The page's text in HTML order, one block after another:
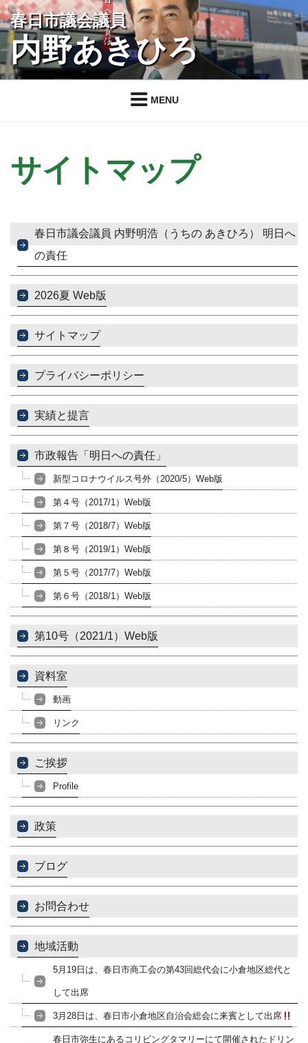
コ
ン
ツ
春日市議会議員
内野あきひろ
MENU
サイトマップ
春日市議会議員 内野明浩（うちの あきひろ） 明日へ
の責任
2026夏 Web版
サイトマップ
プライバシーポリシー
実績と提言
市政報告「明日への責任」
新型コロナウイルス号外（2020/5）Web版
第４号（2017/1）Web版
第７号（2018/7）Web版
第８号（2019/1）Web版
第５号（2017/7）Web版
第６号（2018/1）Web版
第10号（2021/1）Web版
資料室
動画
リンク
ご挨拶
Profile
政策
ブログ
お問合わせ
地域活動
5月19日は、春日市商工会の第43回総代会に小倉地区総代と
して出席
3月28日は、春日市小倉地区自治会総会に来賓として出席
春日市弥生にあるコリビングタマリーにて開催されたドリン